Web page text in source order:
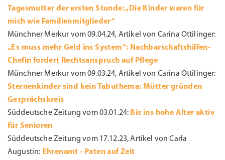
Tagesmutter der ersten Stunde: „Die Kinder waren für
mich wie Familienmitglieder“
Münchner Merkur vom 09.04.24, Artikel von Carina Ottilinger:
„Es muss mehr Geld ins System“: Nachbarschaftshilfen-
Chefin fordert Rechtsanspruch auf Pflege
Münchner Merkur vom 09.03.24, Artikel von Carina Ottilinger:
Sternenkinder sind kein Tabuthema: Mütter gründen
Gesprächskreis
Süddeutsche Zeitung vom 03.01.24: Bis ins hohe Alter aktiv
für Senioren
Süddeutsche Zeitung vom 17.12.23, Artikel von Carla
Augustin: Ehrenamt - Paten auf Zeit